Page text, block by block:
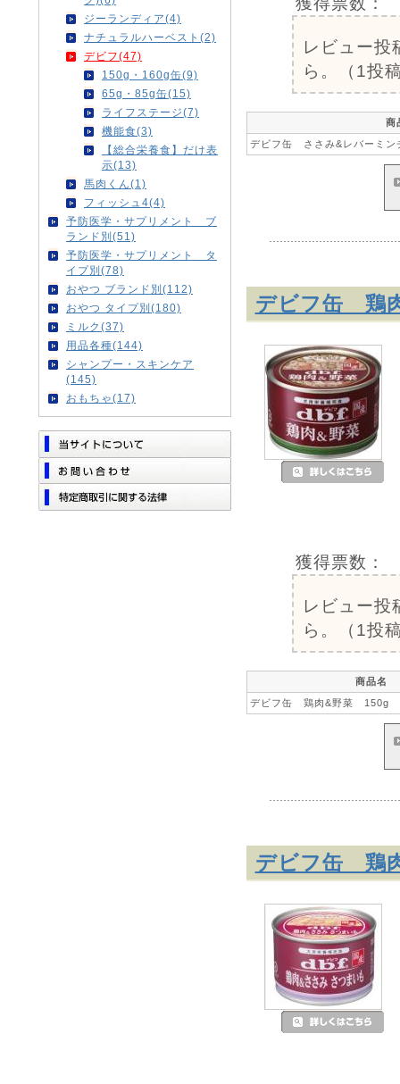
ジーランディア(4)
ナチュラルハーベスト(2)
デビフ(47)
150g・160g缶(9)
65g・85g缶(15)
ライフステージ(7)
機能食(3)
【総合栄養食】だけ表
示(13)
馬肉くん(1)
フィッシュ4(4)
予防医学・サプリメント ブ
ランド別(51)
予防医学・サプリメント タ
イプ別(78)
おやつ ブランド別(112)
おやつ タイプ別(180)
ミルク(37)
用品各種(144)
シャンプー・スキンケア
(145)
おもちゃ(17)
レビュー投
ら。（1投
商
デビフ缶 ささみ&レバーミ
デビフ缶 鶏
獲得票数：
レビュー投
ら。（1投
商品名
デビフ缶 鶏肉&野菜 150g
デビフ缶 鶏